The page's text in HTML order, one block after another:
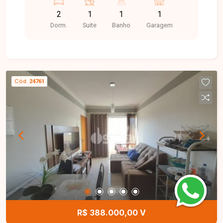
tipos de plantas, 52m², 54 e 59m². Cada
apartamento equivale a 200 mil reais.
2
Dorm.
1
Suite
1
Banho
1
Garagem
Cód. 24761
R$ 388.000,00 V